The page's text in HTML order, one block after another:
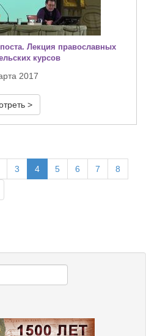
Лекция православных
курсов
2017
>
3 4 5 6 7 8